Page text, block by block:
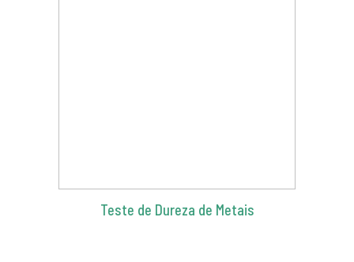
Teste de Dureza de Metais